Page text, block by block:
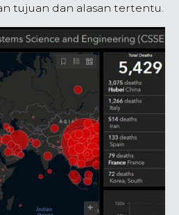
tujuan dan alasan tertentu.